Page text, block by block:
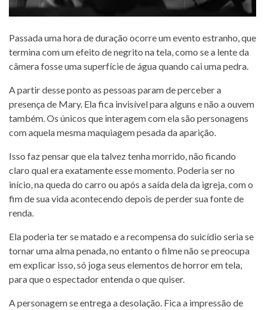
Passada uma hora de duração ocorre um evento estranho, que
termina com um efeito de negrito na tela, como se a lente da
câmera fosse uma superfície de água quando cai uma pedra.
A partir desse ponto as pessoas param de perceber a
presença de Mary. Ela fica invisível para alguns e não a ouvem
também. Os únicos que interagem com ela são personagens
com aquela mesma maquiagem pesada da aparição.
Isso faz pensar que ela talvez tenha morrido, não ficando
claro qual era exatamente esse momento. Poderia ser no
início, na queda do carro ou após a saída dela da igreja, com o
fim de sua vida acontecendo depois de perder sua fonte de
renda.
Ela poderia ter se matado e a recompensa do suicídio seria se
tornar uma alma penada, no entanto o filme não se preocupa
em explicar isso, só joga seus elementos de horror em tela,
para que o espectador entenda o que quiser.
A personagem se entrega a desolação. Fica a impressão de